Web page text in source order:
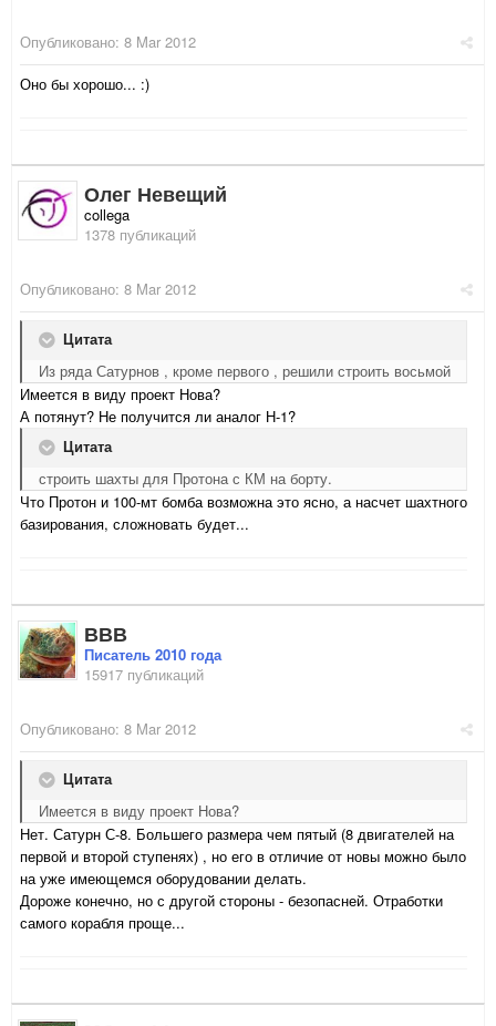
Опубликовано: 8 Mar 2012
Оно бы хорошо... :)
Олег Невещий
collega
1378 публикаций
Опубликовано: 8 Mar 2012
Цитата
Из ряда Сатурнов , кроме первого , решили строить восьмой
Имеется в виду проект Нова?
А потянут? Не получится ли аналог Н-1?
Цитата
строить шахты для Протона с КМ на борту.
Что Протон и 100-мт бомба возможна это ясно, а насчет шахтного
базирования, сложновать будет...
ВВВ
Писатель 2010 года
15917 публикаций
Опубликовано: 8 Mar 2012
Цитата
Имеется в виду проект Нова?
Нет. Сатурн С-8. Большего размера чем пятый (8 двигателей на
первой и второй ступенях) , но его в отличие от новы можно было
на уже имеющемся оборудовании делать.
Дороже конечно, но с другой стороны - безопасней. Отработки
самого корабля проще...